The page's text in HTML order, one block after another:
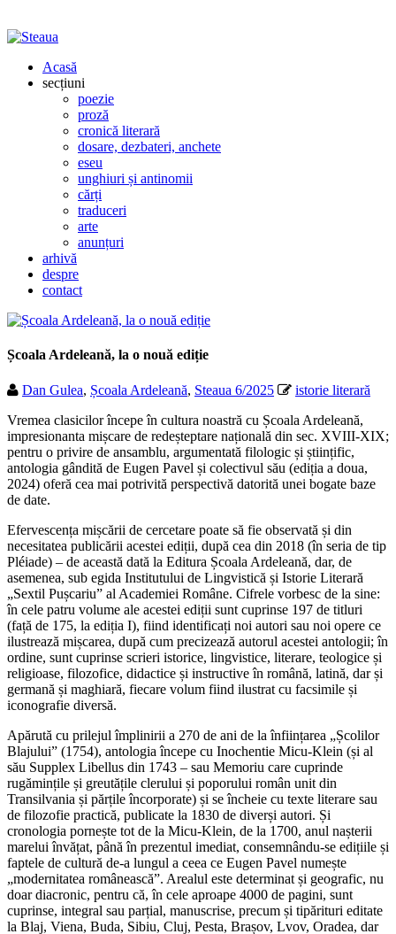
Acasă
secțiuni
poezie
proză
cronică literară
dosare, dezbateri, anchete
eseu
unghiuri și antinomii
cărți
traduceri
arte
anunțuri
arhivă
despre
contact
Școala Ardeleană, la o nouă ediție
Dan Gulea, Școala Ardeleană, Steaua 6/2025
istorie literară
Vremea clasicilor începe în cultura noastră cu Școala Ardeleană,
impresionanta mișcare de redeșteptare națională din sec. XVIII-XIX;
pentru o privire de ansamblu, argumentată filologic și științific,
antologia gândită de Eugen Pavel și colectivul său (ediția a doua,
2024) oferă cea mai potrivită perspectivă datorită unei bogate baze
de date.
Efervescența mișcării de cercetare poate să fie observată și din
necesitatea publicării acestei ediții, după cea din 2018 (în seria de tip
Pléiade) – de această dată la Editura Școala Ardeleană, dar, de
asemenea, sub egida Institutului de Lingvistică și Istorie Literară
„Sextil Pușcariu” al Academiei Române. Cifrele vorbesc de la sine:
în cele patru volume ale acestei ediții sunt cuprinse 197 de titluri
(față de 175, la ediția I), fiind identificați noi autori sau noi opere ce
ilustrează mișcarea, după cum precizează autorul acestei antologii; în
ordine, sunt cuprinse scrieri istorice, lingvistice, literare, teologice și
religioase, filozofice, didactice și instructive în română, latină, dar și
germană și maghiară, fiecare volum fiind ilustrat cu facsimile și
iconografie diversă.
Apărută cu prilejul împlinirii a 270 de ani de la înființarea „Școlilor
Blajului” (1754), antologia începe cu Inochentie Micu-Klein (și al
său Supplex Libellus din 1743 – sau Memoriu care cuprinde
rugămințile și greutățile clerului și poporului român unit din
Transilvania și părțile încorporate) și se încheie cu texte literare sau
de filozofie practică, publicate la 1830 de diverși autori. Și
cronologia pornește tot de la Micu-Klein, de la 1700, anul nașterii
marelui învățat, până în prezentul imediat, consemnându-se edițiile și
faptele de cultură de-a lungul a ceea ce Eugen Pavel numește
„modernitatea românească”. Arealul este determinat și geografic, nu
doar diacronic, pentru că, în cele aproape 4000 de pagini, sunt
cuprinse, integral sau parțial, manuscrise, precum și tipărituri editate
la Blaj, Viena, Buda, Sibiu, Cluj, Pesta, Brașov, Lvov, Oradea, dar